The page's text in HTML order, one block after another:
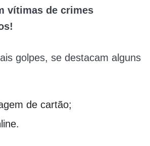
vítimas de crimes
golpes, se destacam alguns
de cartão;